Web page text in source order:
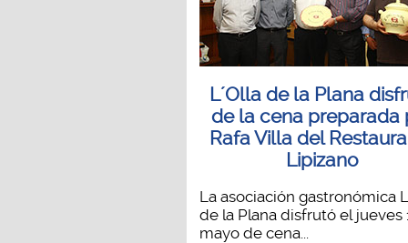
L´Olla de la Plana
de la cena preparada
Rafa Villa del
Lipizano
La asociación gastronómica
de la Plana disfrutó el jueves
mayo de cena...